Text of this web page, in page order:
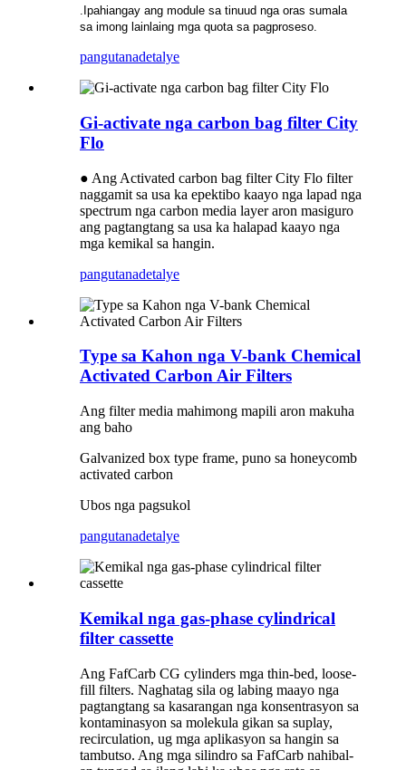
.Ipahiangay ang module sa tinuud nga oras sumala
sa imong lainlaing mga quota sa pagproseso.
pangutanadetalye
Gi-activate nga carbon bag filter City
Flo
● Ang Activated carbon bag filter City Flo filter
naggamit sa usa ka epektibo kaayo nga lapad nga
spectrum nga carbon media layer aron masiguro
ang pagtangtang sa usa ka halapad kaayo nga
mga kemikal sa hangin.
pangutanadetalye
Type sa Kahon nga V-bank Chemical
Activated Carbon Air Filters
Ang filter media mahimong mapili aron makuha
ang baho
Galvanized box type frame, puno sa honeycomb
activated carbon
Ubos nga pagsukol
pangutanadetalye
Kemikal nga gas-phase cylindrical
filter cassette
Ang FafCarb CG cylinders mga thin-bed, loose-
fill filters. Naghatag sila og labing maayo nga
pagtangtang sa kasarangan nga konsentrasyon sa
kontaminasyon sa molekula gikan sa suplay,
recirculation, ug mga aplikasyon sa hangin sa
tambutso. Ang mga silindro sa FafCarb nahibal-